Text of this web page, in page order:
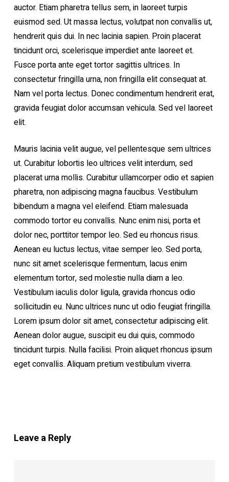
auctor. Etiam pharetra tellus sem, in laoreet turpis
euismod sed. Ut massa lectus, volutpat non convallis ut,
hendrerit quis dui. In nec lacinia sapien. Proin placerat
tincidunt orci, scelerisque imperdiet ante laoreet et.
Fusce porta ante eget tortor sagittis ultrices. In
consectetur fringilla urna, non fringilla elit consequat at.
Nam vel porta lectus. Donec condimentum hendrerit erat,
gravida feugiat dolor accumsan vehicula. Sed vel laoreet
elit.
Mauris lacinia velit augue, vel pellentesque sem ultrices
ut. Curabitur lobortis leo ultrices velit interdum, sed
placerat urna mollis. Curabitur ullamcorper odio et sapien
pharetra, non adipiscing magna faucibus. Vestibulum
bibendum a magna vel eleifend. Etiam malesuada
commodo tortor eu convallis. Nunc enim nisi, porta et
dolor nec, porttitor tempor leo. Sed eu rhoncus risus.
Aenean eu luctus lectus, vitae semper leo. Sed porta,
nunc sit amet scelerisque fermentum, lacus enim
elementum tortor, sed molestie nulla diam a leo.
Vestibulum iaculis dolor ligula, gravida rhoncus odio
sollicitudin eu. Nunc ultrices nunc ut odio feugiat fringilla.
Lorem ipsum dolor sit amet, consectetur adipiscing elit.
Aenean dolor augue, suscipit eu dui quis, commodo
tincidunt turpis. Nulla facilisi. Proin aliquet rhoncus ipsum
eget convallis. Aliquam pretium vestibulum viverra.
Leave a Reply